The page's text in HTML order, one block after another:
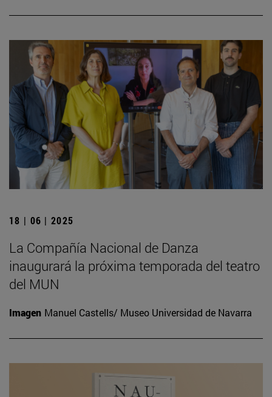
18 | 06 | 2025
La Compañía Nacional de Danza
inaugurará la próxima temporada del teatro
del MUN
Imagen Manuel Castells/ Museo Universidad de Navarra